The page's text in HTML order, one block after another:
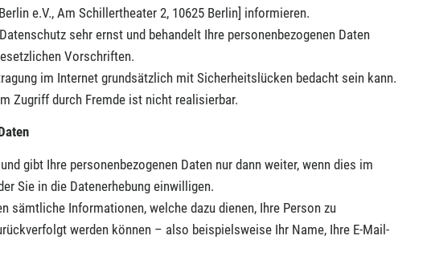
e.V., Am Schillertheater 2, 10625 Berlin] informieren.
sehr ernst und behandelt Ihre personenbezogenen Daten
Vorschriften.
im Internet grundsätzlich mit Sicherheitslücken bedacht sein kann.
Zugriff durch Fremde ist nicht realisierbar.
gibt Ihre personenbezogenen Daten nur dann weiter, wenn dies im
Sie in die Datenerhebung einwilligen.
sämtliche Informationen, welche dazu dienen, Ihre Person zu
werden können – also beispielsweise Ihr Name, Ihre E-Mail-